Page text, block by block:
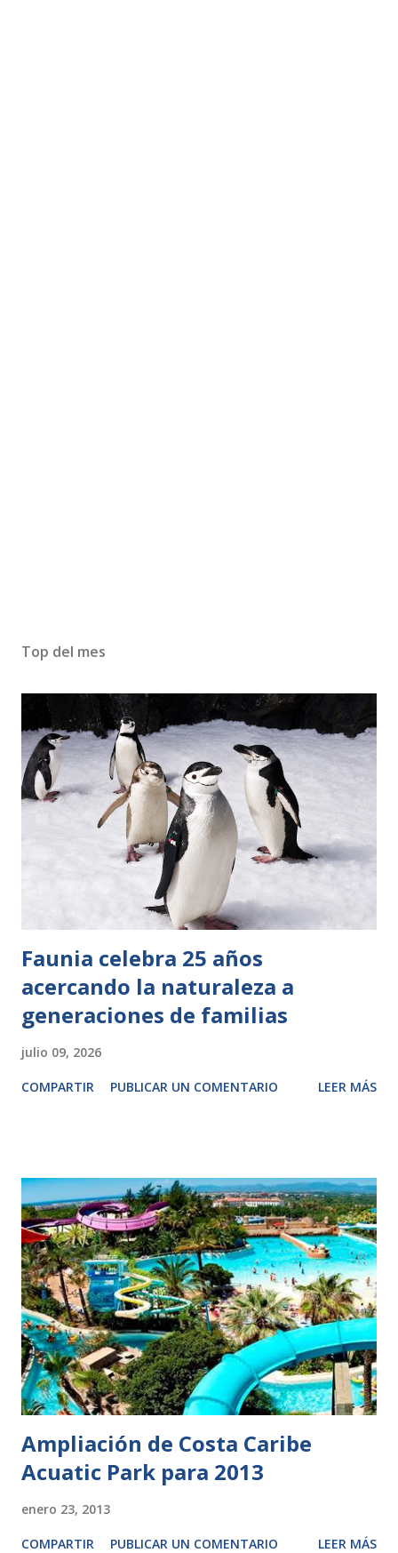
Top del mes
Faunia celebra 25 años
acercando la naturaleza a
generaciones de familias
julio 09, 2026
COMPARTIR PUBLICAR UN COMENTARIO LEER MÁS
Ampliación de Costa Caribe
Acuatic Park para 2013
enero 23, 2013
COMPARTIR PUBLICAR UN COMENTARIO LEER MÁS